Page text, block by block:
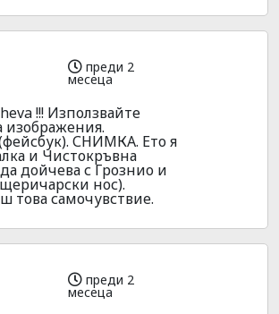
преди 2
месеца
!!! Използвайте
изображения.
СНИМКА. Ето я
и Чистокръвна
дойчева с Грознио и
нос).
това самочувствие.
преди 2
месеца